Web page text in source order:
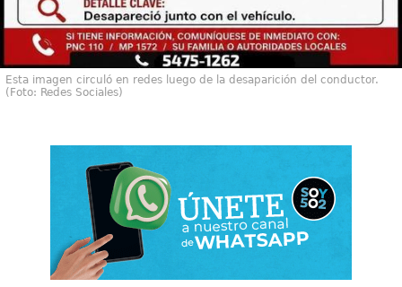
Esta imagen circuló en redes luego de la desaparición del conductor.
(Foto: Redes Sociales)